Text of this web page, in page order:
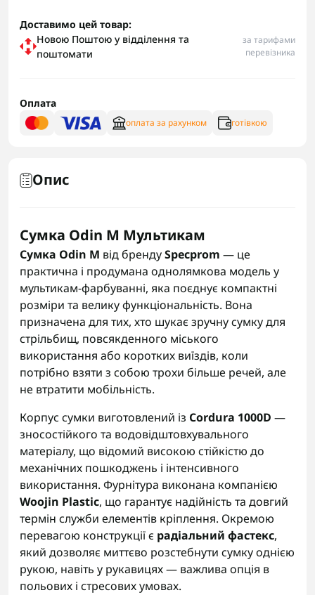
Доставимо цей товар:
Новою Поштою у відділення та
поштомати
за тарифами
перевізника
Оплата
оплата за рахунком готівкою
Опис
Сумка Odin M Мультикам
Сумка Odin M від брендуSpecprom — це
практична і продумана однолямкова модель у
мультикам-фарбуванні, яка поєднує компактні
розміри та велику функціональність. Вона
призначена для тих, хто шукає зручну сумку для
стрільбищ, повсякденного міського
використання або коротких виїздів, коли
потрібно взяти з собою трохи більше речей, але
не втратити мобільність.
Корпус сумки виготовлений із Cordura 1000D —
зносостійкого та водовідштовхувального
матеріалу, що відомий високою стійкістю до
механічних пошкоджень і інтенсивного
використання. Фурнітура виконана компанією
Woojin Plastic, що гарантує надійність та довгий
термін служби елементів кріплення. Окремою
перевагою конструкції є радіальний фастекс,
який дозволяє миттєво розстебнути сумку однією
рукою, навіть у рукавицях — важлива опція в
польових і стресових умовах.